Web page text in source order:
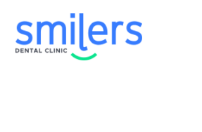
contenido